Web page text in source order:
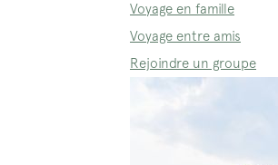
Voyage en famille
Voyage entre amis
Rejoindre un groupe